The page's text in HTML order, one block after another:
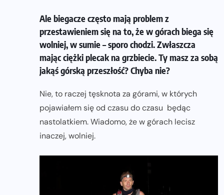
Ale biegacze często mają problem z
przestawieniem się na to, że w górach biega się
wolniej, w sumie – sporo chodzi. Zwłaszcza
mając ciężki plecak na grzbiecie. Ty masz za sobą
jakąś górską przeszłość? Chyba nie?
Nie, to raczej tęsknota za górami, w których
pojawiałem się od czasu do czasu będąc
nastolatkiem. Wiadomo, że w górach lecisz
inaczej, wolniej.